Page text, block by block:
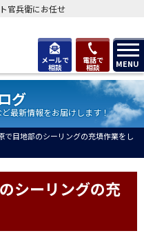
メールで
相談
電話で
相談 MENU
官兵衛にお任せ
グ
最新情報をお届けします！
で目地部のシーリングの充填作業をし
シーリングの充